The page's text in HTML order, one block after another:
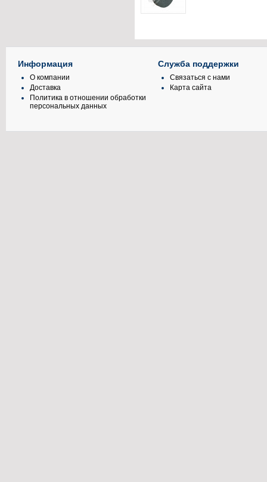
Информация
О компании
Доставка
Политика в отношении обработки
персональных данных
Служба поддержки
Связаться с нами
Карта сайта